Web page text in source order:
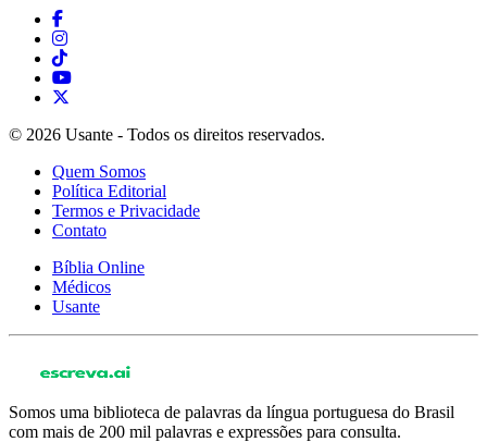
© 2026 Usante - Todos os direitos reservados.
Quem Somos
Política Editorial
Termos e Privacidade
Contato
Bíblia Online
Médicos
Usante
Somos uma biblioteca de palavras da língua portuguesa do Brasil
com mais de 200 mil palavras e expressões para consulta.